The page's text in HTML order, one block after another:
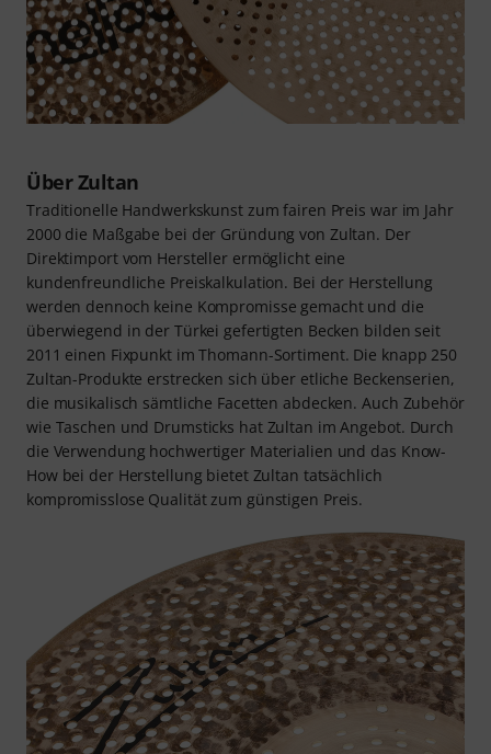
Über Zultan
Traditionelle Handwerkskunst zum fairen Preis war im Jahr
2000 die Maßgabe bei der Gründung von Zultan. Der
Direktimport vom Hersteller ermöglicht eine
kundenfreundliche Preiskalkulation. Bei der Herstellung
werden dennoch keine Kompromisse gemacht und die
überwiegend in der Türkei gefertigten Becken bilden seit
2011 einen Fixpunkt im Thomann-Sortiment. Die knapp 250
Zultan-Produkte erstrecken sich über etliche Beckenserien,
die musikalisch sämtliche Facetten abdecken. Auch Zubehör
wie Taschen und Drumsticks hat Zultan im Angebot. Durch
die Verwendung hochwertiger Materialien und das Know-
How bei der Herstellung bietet Zultan tatsächlich
kompromisslose Qualität zum günstigen Preis.